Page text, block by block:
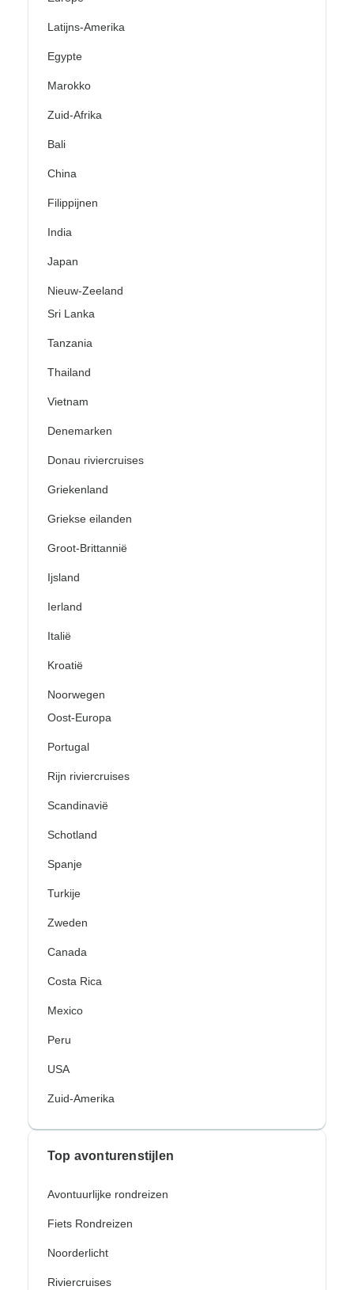
Latijns-Amerika
Egypte
Marokko
Zuid-Afrika
Bali
China
Filippijnen
India
Japan
Nieuw-Zeeland
Sri Lanka
Tanzania
Thailand
Vietnam
Denemarken
Donau riviercruises
Griekenland
Griekse eilanden
Groot-Brittannië
Ijsland
Ierland
Italië
Kroatië
Noorwegen
Oost-Europa
Portugal
Rijn riviercruises
Scandinavië
Schotland
Spanje
Turkije
Zweden
Canada
Costa Rica
Mexico
Peru
USA
Zuid-Amerika
Top avonturenstijlen
Avontuurlijke rondreizen
Fiets Rondreizen
Noorderlicht
Riviercruises